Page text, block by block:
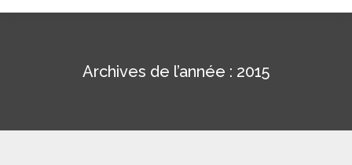
Archives de l’année : 2015